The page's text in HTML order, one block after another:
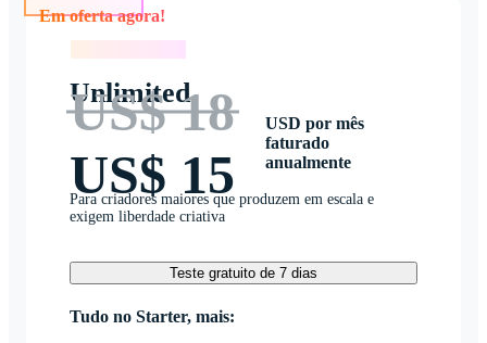
Unlimited
US$ 18
US$ 15
USD por mês
faturado
anualmente
Para criadores maiores que produzem em escala e
exigem liberdade criativa
Teste gratuito de 7 dias
Tudo no Starter, mais: